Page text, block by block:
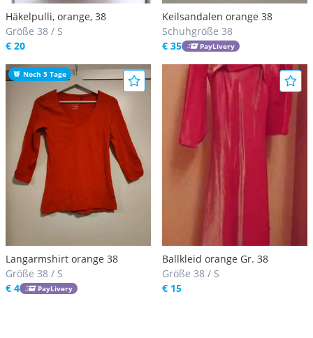
Häkelpulli, orange, 38
Größe 38 / S
€ 20
Keilsandalen orange 38
Schuhgröße 38
€ 35
PayLivery
Noch 5 Tage
Langarmshirt orange 38
Größe 38 / S
€ 4
PayLivery
Ballkleid orange Gr. 38
Größe 38 / S
€ 15